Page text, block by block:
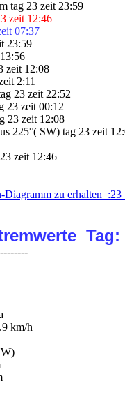
zeit 12:46
07:37
23:59
zeit 12:08
2:11
23 zeit 22:52
23 zeit 00:12
23 zeit 12:08
225°( SW) tag 23 zeit
zeit 12:46
zu erhalten  :23
Tag:
km/h